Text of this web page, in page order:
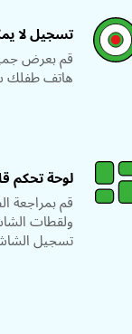
تسجيل لا
قم بعرض
هاتف طفلك
لوحة تحكم
قم بمراجعة
ولقطات
تسجيل